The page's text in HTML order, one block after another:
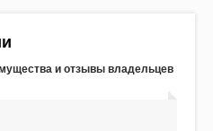
и отзывы владельцев